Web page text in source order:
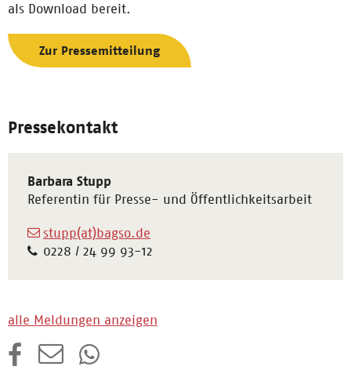
als Download bereit.
Zur Pressemitteilung
Pressekontakt
Barbara Stupp
Referentin für Presse- und Öffentlichkeitsarbeit
stupp(at)bagso.de
0228 / 24 99 93-12
alle Meldungen anzeigen